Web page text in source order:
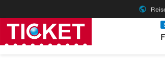
public